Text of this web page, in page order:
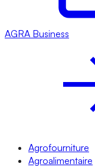
AGRA Business
Agrofourniture
Agroalimentaire